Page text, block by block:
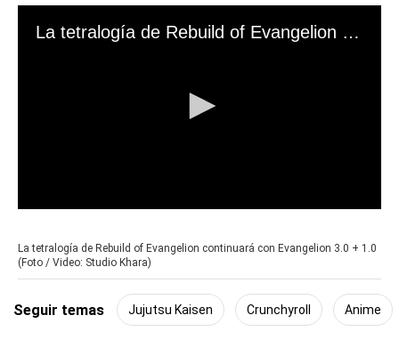
La tetralogía de Rebuild of Evangelion continuará con Evangelion 3.0 + 1.0
of
34
seconds
La tetralogía de Rebuild of Evangelion continuará con Evangelion 3.0 + 1.0
(Foto / Video: Studio Khara)
Seguir temas Jujutsu Kaisen Crunchyroll Anime